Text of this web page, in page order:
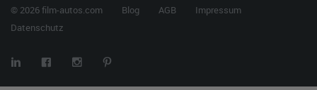
© 2026 film-autos.com Blog AGB
Impressum
Datenschutz